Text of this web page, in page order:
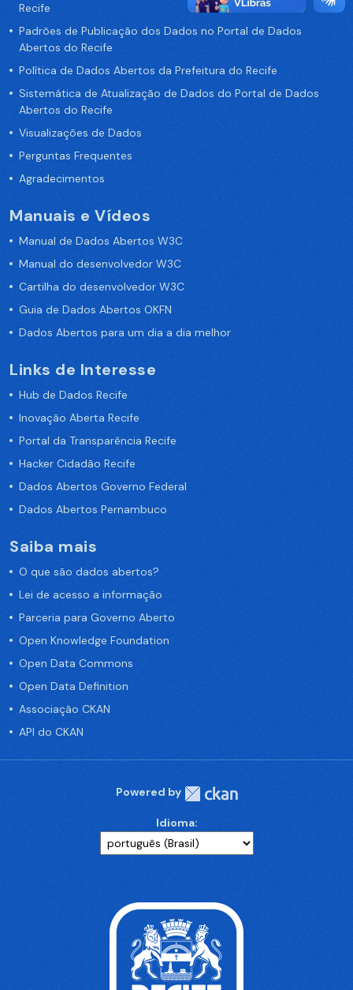
Recife
Padrões de Publicação dos Dados no Portal de Dados
Abertos do Recife
Política de Dados Abertos da Prefeitura do Recife
Sistemática de Atualização de Dados do Portal de Dados
Abertos do Recife
Visualizações de Dados
Perguntas Frequentes
Agradecimentos
Manuais e Vídeos
Manual de Dados Abertos W3C
Manual do desenvolvedor W3C
Cartilha do desenvolvedor W3C
Guia de Dados Abertos OKFN
Dados Abertos para um dia a dia melhor
Links de Interesse
Hub de Dados Recife
Inovação Aberta Recife
Portal da Transparência Recife
Hacker Cidadão Recife
Dados Abertos Governo Federal
Dados Abertos Pernambuco
Saiba mais
O que são dados abertos?
Lei de acesso a informação
Parceria para Governo Aberto
Open Knowledge Foundation
Open Data Commons
Open Data Definition
Associação CKAN
API do CKAN
Powered by
Idioma